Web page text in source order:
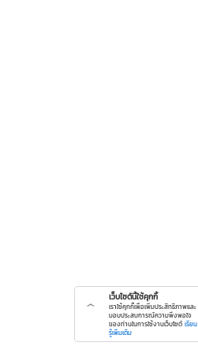
เว็บไซต์นี้ใช้คุกกี้
เราใช้คุกกี้เพื่อเพิ่มประสิทธิภาพและ
มอบประสบการณ์ความพึงพอใจ
ของท่านในการใช้งานเว็บไซต์ เรียน
รู้เพิ่มเติม